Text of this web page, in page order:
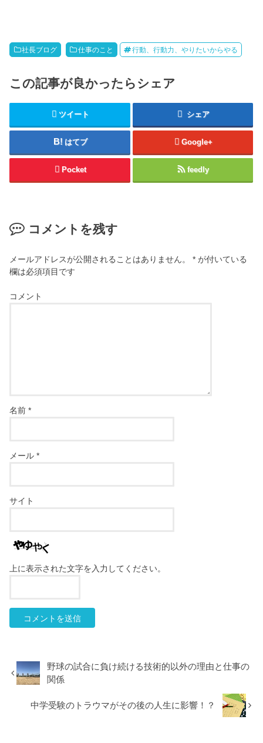
社長ブログ 仕事のこと 行動、行動力、やりたいからやる
この記事が良かったらシェア
ツイート シェア
はてブ Google+
Pocket feedly
コメントを残す
メールアドレスが公開されることはありません。 * が付いている
欄は必須項目です
コメント
名前*
メール*
サイト
上に表示された文字を入力してください。
野球の試合に負け続ける技術的以外の理由と仕事の
関係
中学受験のトラウマがその後の人生に影響！？